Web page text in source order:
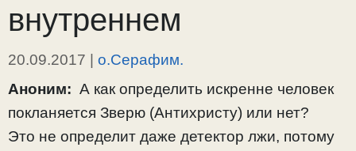
внутреннем
20.09.2017 | о.Серафим.
Аноним: А как определить искренне человек
покланяется Зверю (Антихристу) или нет?
Это не определит даже детектор лжи, потому